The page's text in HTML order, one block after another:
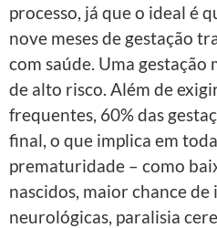
processo, já que o ideal é
nove meses de gestação
com saúde. Uma
de alto risco. Além de
frequentes, 60% das
final, o que implica em
prematuridade – como
nascidos, maior chance de
neurológicas, paralisia